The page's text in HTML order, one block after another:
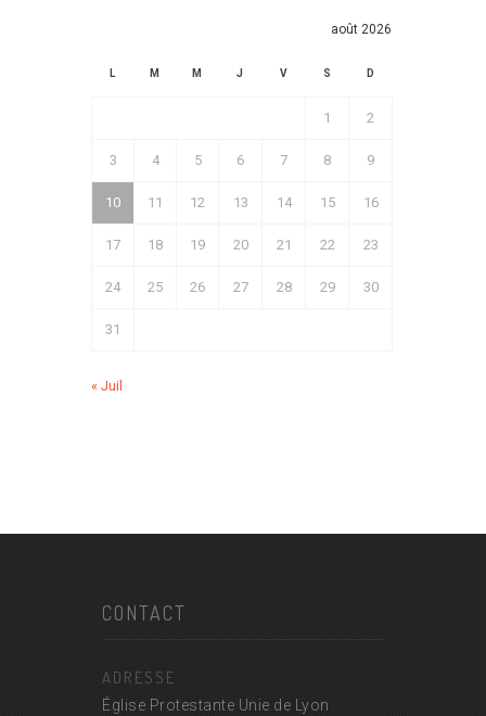
août 2026
L M M J V S D
1 2
3 4 5 6 7 8 9
10 11 12 13 14 15 16
17 18 19 20 21 22 23
24 25 26 27 28 29 30
31
« Juil
CONTACT
ADRESSE
Église Protestante Unie de Lyon